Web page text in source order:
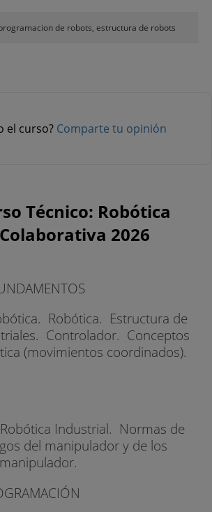
de robots, estructura de robots
el curso? Comparte tu opinión
Técnico: Robótica
2026
Robótica. Estructura de
Controlador. Conceptos
(movimientos coordinados).
Industrial. Normas de
del manipulador y de los